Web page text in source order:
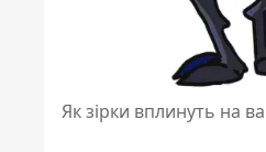
Як зірки вплинуть на